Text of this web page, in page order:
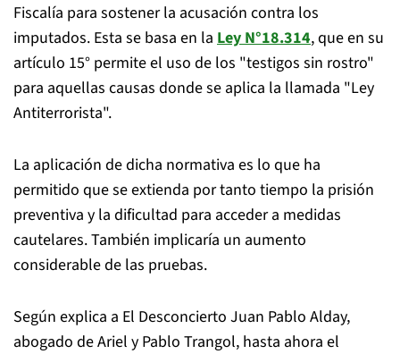
Fiscalía para sostener la acusación contra los
imputados. Esta se basa en la Ley N°18.314, que en su
artículo 15° permite el uso de los "testigos sin rostro"
para aquellas causas donde se aplica la llamada "Ley
Antiterrorista".
La aplicación de dicha normativa es lo que ha
permitido que se extienda por tanto tiempo la prisión
preventiva y la dificultad para acceder a medidas
cautelares. También implicaría un aumento
considerable de las pruebas.
Según explica a El Desconcierto Juan Pablo Alday,
abogado de Ariel y Pablo Trangol, hasta ahora el